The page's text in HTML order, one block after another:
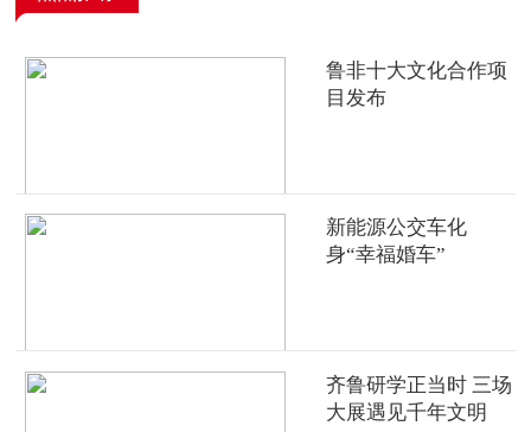
鲁非十大文化合作项
目发布
新能源公交车化
身“幸福婚车”
齐鲁研学正当时 三场
大展遇见千年文明